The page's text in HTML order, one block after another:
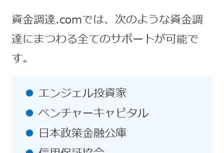
資金調達.comでは、次のような資金調
達にまつわる全てのサポートが可能で
す。
エンジェル投資家
ベンチャーキャピタル
日本政策金融公庫